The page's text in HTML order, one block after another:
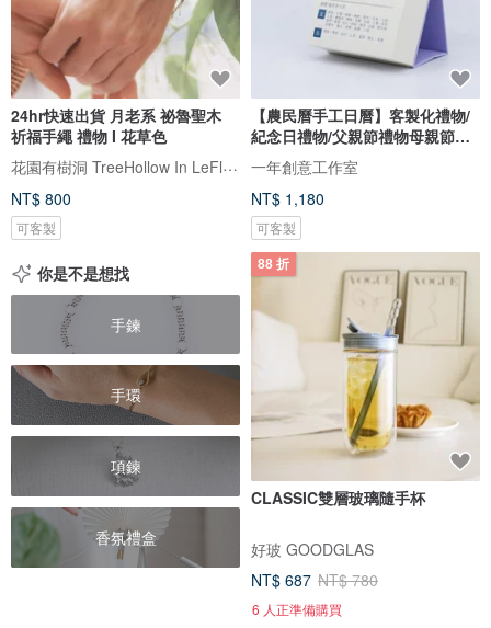
24hr快速出貨 月老系 祕魯聖木
祈福手繩 禮物 I 花草色
花園有樹洞 TreeHollow In LeFlowers
NT$ 800
可客製
【農民曆手工日曆】客製化禮物/
紀念日禮物/父親節禮物母親節禮
一年創意工作室
NT$ 1,180
可客製
你是不是想找
手鍊
手環
項鍊
香氛禮盒
88 折
CLASSIC雙層玻璃隨手杯
好玻 GOODGLAS
NT$ 687 NT$ 780
6 人正準備購買